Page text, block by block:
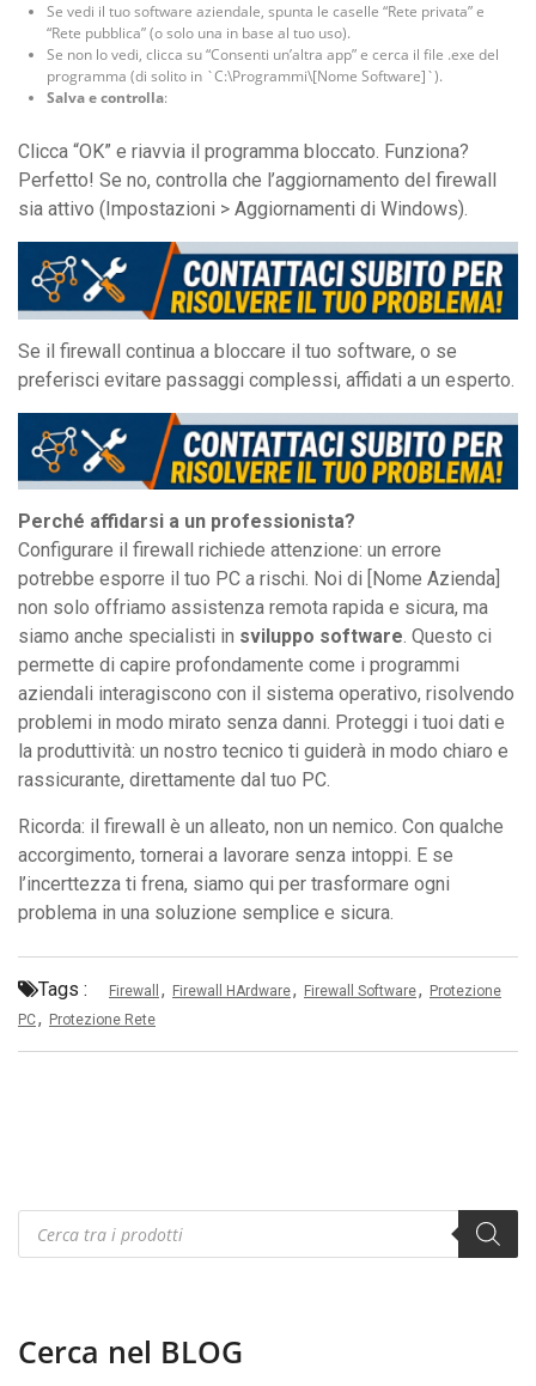
Se vedi il tuo software aziendale, spunta le caselle “Rete privata” e
“Rete pubblica” (o solo una in base al tuo uso).
Se non lo vedi, clicca su “Consenti un’altra app” e cerca il file .exe del
programma (di solito in `C:\Programmi\[Nome Software]`).
Salva e controlla:
Clicca “OK” e riavvia il programma bloccato. Funziona?
Perfetto! Se no, controlla che l’aggiornamento del firewall
sia attivo (Impostazioni > Aggiornamenti di Windows).
Se il firewall continua a bloccare il tuo software, o se
preferisci evitare passaggi complessi, affidati a un esperto.
Perché affidarsi a un professionista?
Configurare il firewall richiede attenzione: un errore
potrebbe esporre il tuo PC a rischi. Noi di [Nome Azienda]
non solo offriamo assistenza remota rapida e sicura, ma
siamo anche specialisti in sviluppo software. Questo ci
permette di capire profondamente come i programmi
aziendali interagiscono con il sistema operativo, risolvendo
problemi in modo mirato senza danni. Proteggi i tuoi dati e
la produttività: un nostro tecnico ti guiderà in modo chiaro e
rassicurante, direttamente dal tuo PC.
Ricorda: il firewall è un alleato, non un nemico. Con qualche
accorgimento, tornerai a lavorare senza intoppi. E se
l’incerttezza ti frena, siamo qui per trasformare ogni
problema in una soluzione semplice e sicura.
Tags : Firewall , Firewall HArdware, Firewall Software,
Protezione
PC, Protezione Rete
Products
search
Cerca nel BLOG